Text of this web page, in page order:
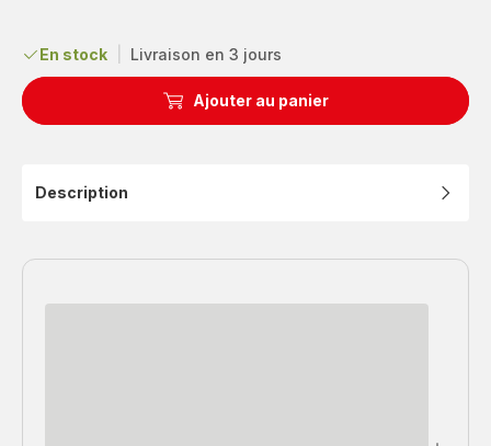
En stock Livraison en 3 jours
Ajouter au panier
Description